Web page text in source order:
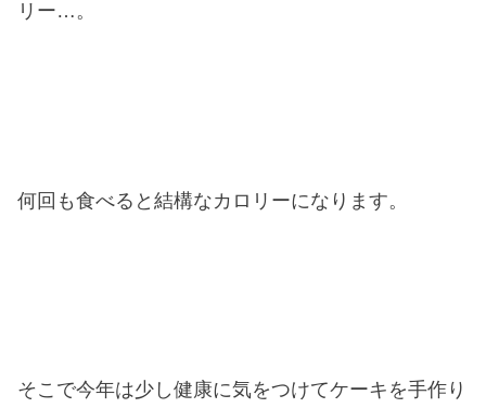
リー…。
何回も食べると結構なカロリーになります。
そこで今年は少し健康に気をつけてケーキを手作り